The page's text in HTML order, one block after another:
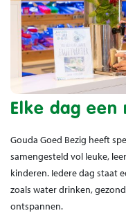
Elke dag een
Gouda Goed Bezig heeft
samengesteld vol leuke,
kinderen. Iedere dag staat
zoals water drinken,
ontspannen.